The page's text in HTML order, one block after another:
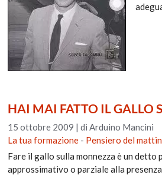
HAI MAI FATTO IL GALLO
15 ottobre 2009 |di Arduino Mancini
La tua formazione - Pensiero del
Fare il gallo sulla monnezza è un detto
approssimativo o parziale alla